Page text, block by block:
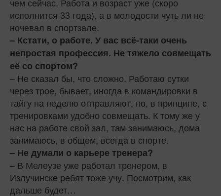
исполнится 33 года), а в молодости чуть ли не
ночевал в спортзале.
– Кстати, о работе. У вас всё-таки очень
непростая профессия. Не тяжело совмещать
её со спортом?
– Не сказал бы, что сложно. Работаю сутки
через трое, бывает, иногда в командировки в
тайгу на неделю отправляют, но, в принципе, с
тренировками удобно совмещать. К тому же у
нас на работе свой зал, там занимаюсь, дома
занимаюсь, в общем, всегда в спорте.
– Не думали о карьере тренера?
– В Мелеузе уже работал тренером, в
Излучинске ребят тоже учу. Посмотрим, как
дальше будет…